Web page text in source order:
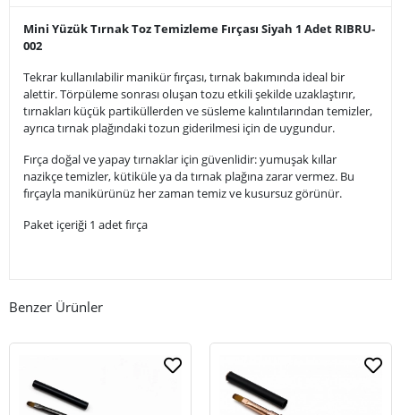
Mini Yüzük Tırnak Toz Temizleme Fırçası Siyah 1 Adet RIBRU-
002
Tekrar kullanılabilir manikür fırçası, tırnak bakımında ideal bir
alettir. Törpüleme sonrası oluşan tozu etkili şekilde uzaklaştırır,
tırnakları küçük partiküllerden ve süsleme kalıntılarından temizler,
ayrıca tırnak plağındaki tozun giderilmesi için de uygundur.
Fırça doğal ve yapay tırnaklar için güvenlidir: yumuşak kıllar
nazikçe temizler, kütiküle ya da tırnak plağına zarar vermez. Bu
fırçayla manikürünüz her zaman temiz ve kusursuz görünür.
Paket içeriği 1 adet fırça
Benzer Ürünler